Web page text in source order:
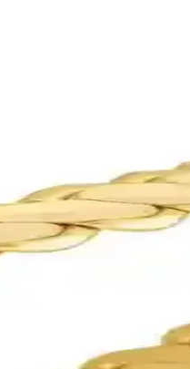
ve kaliteli malzemelerle
yatırımcılar için ideal
şıklık ve dayanıklılık